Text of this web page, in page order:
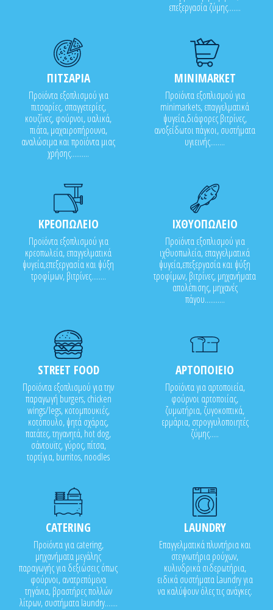
επεξεργασία ζύμης.......
ΠΙΤΣΑΡΙΑ
Προϊόντα εξοπλισμού για
πιτσαρίες, σπαγγετερίες,
κουζίνες, φούρνοι, υαλικά,
πιάτα, μαχαιροπήρουνα,
αναλώσιμα και προϊόντα μιας
χρήσης..........
MINIMARKET
Προϊόντα εξοπλισμού για
minimarkets, επαγγελματικά
ψυγεία,διάφορες βιτρίνες,
ανοξείδωτοι πάγκοι, συστήματα
υγιεινής........
ΚΡΕΟΠΩΛΕΙΟ
Προϊόντα εξοπλισμού για
κρεοπωλεία, επαγγελματικά
ψυγεία,επεξεργασία και ψύξη
τροφίμων, βιτρίνες........
ΙΧΘΥΟΠΩΛΕΙΟ
Προϊόντα εξοπλισμού για
ιχθυοπωλεία, επαγγελματικά
ψυγεία,επεξεργασία και ψύξη
τροφίμων, βιτρίνες, μηχανήματα
απολέπισης, μηχανές
πάγου...........
STREET FOOD
Προϊόντα εξοπλισμού για την
παραγωγή burgers, chicken
wings/legs, κοτομπουκιές,
κοτόπουλο, ψητά σχάρας,
πατάτες, τηγανητά, hot dog,
σάντουϊτς, γύρος, πίτσα,
τορτίγια, burritos, noodles
ΑΡΤΟΠΟΙΕΙΟ
Προϊόντα για αρτοποιεία,
φούρνοι αρτοποιίας,
ζυμωτήρια, ζυγοκοπτικά,
ερμάρια, στρογγυλοποιητές
ζύμης.....
CATERING
Προϊόντα για catering,
μηχανήματα μεγάλης
παραγωγής για δεξιώσεις όπως
φούρνοι, ανατρεπόμενα
τηγάνια, βραστήρες πολλών
λίτρων, συστήματα laundry.......
LAUNDRY
Επαγγελματικά πλυντήρια και
στεγνωτήρια ρούχων,
κυλινδρικά σιδερωτήρια,
ειδικά συστήματα Laundry για
να καλύψουν όλες τις ανάγκες.